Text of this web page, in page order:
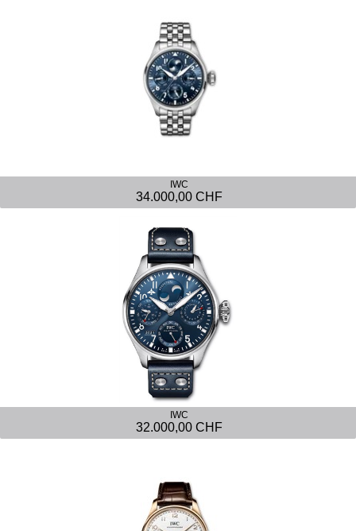
IWC
34.000,00 CHF
IWC
32.000,00 CHF